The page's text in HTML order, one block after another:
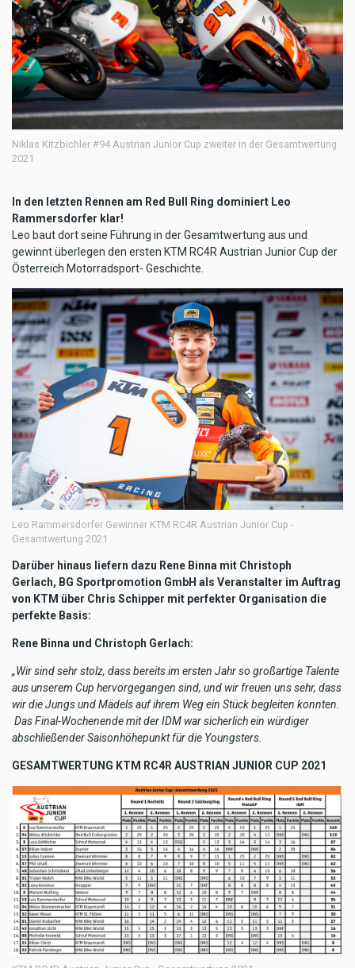
Niklas Kitzbichler #94 Austrian Junior Cup zweiter in der Gesamtwertung
2021
In den letzten Rennen am Red Bull Ring dominiert Leo
Rammersdorfer klar!
Leo baut dort seine Führung in der Gesamtwertung aus und
gewinnt überlegen den ersten KTM RC4R Austrian Junior Cup der
Österreich Motorradsport- Geschichte.
Leo Rammersdorfer Gewinner KTM RC4R Austrian Junior Cup -
Gesamtwertung 2021
Darüber hinaus liefern dazu Rene Binna mit Christoph
Gerlach, BG Sportpromotion GmbH als Veranstalter im Auftrag
von KTM über Chris Schipper mit perfekter Organisation die
perfekte Basis:
Rene Binna und Christoph Gerlach:
„Wir sind sehr stolz, dass bereits im ersten Jahr so großartige Talente
aus unserem Cup hervorgegangen sind, und wir freuen uns sehr, dass
wir die Jungs und Mädels auf ihrem Weg ein Stück begleiten konnten.
Das Final-Wochenende mit der IDM war sicherlich ein würdiger
abschließender Saisonhöhepunkt für die Youngsters.
GESAMTWERTUNG KTM RC4R AUSTRIAN JUNIOR CUP 2021